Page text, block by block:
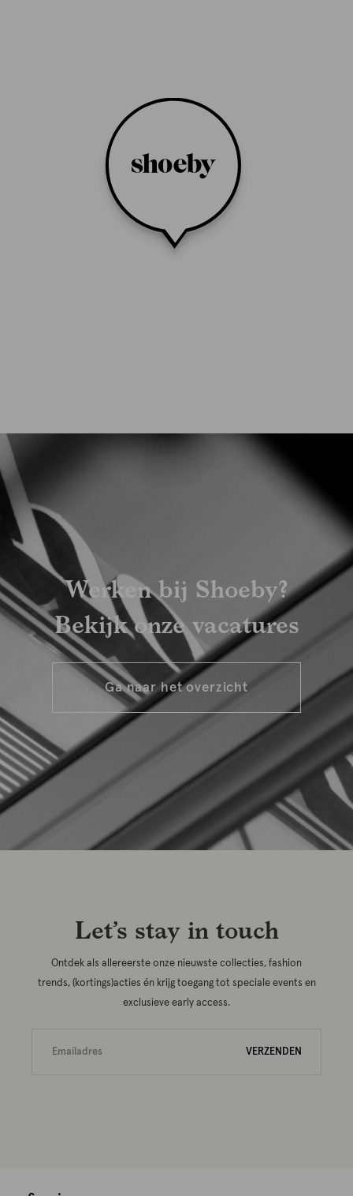
Werken bij Shoeby?
Bekijk onze vacatures
Ga naar het overzicht
Let’s stay in touch
Ontdek als allereerste onze nieuwste collecties, fashion
trends, (kortings)acties én krijg toegang tot speciale events en
exclusieve early access.
VERZENDEN